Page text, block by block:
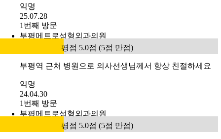
익명
25.07.28
1번째 방문
부평메트로성형외과의원
평점 5.0점 (5점 만점)
부평역 근처 병원으로 의사선생님께서 항상 친절하세요
익명
24.04.30
1번째 방문
부평메트로성형외과의원
평점 5.0점 (5점 만점)